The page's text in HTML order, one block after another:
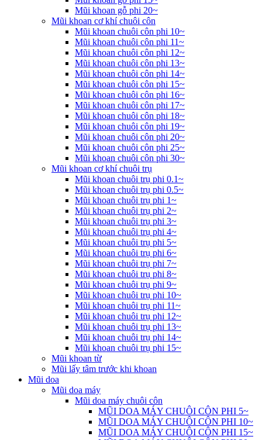
Mũi khoan gỗ phi 20~
Mũi khoan cơ khí chuôi côn
Mũi khoan chuôi côn phi 10~
Mũi khoan chuôi côn phi 11~
Mũi khoan chuôi côn phi 12~
Mũi khoan chuôi côn phi 13~
Mũi khoan chuôi côn phi 14~
Mũi khoan chuôi côn phi 15~
Mũi khoan chuôi côn phi 16~
Mũi khoan chuôi côn phi 17~
Mũi khoan chuôi côn phi 18~
Mũi khoan chuôi côn phi 19~
Mũi khoan chuôi côn phi 20~
Mũi khoan chuôi côn phi 25~
Mũi khoan chuôi côn phi 30~
Mũi khoan cơ khí chuôi trụ
Mũi khoan chuôi trụ phi 0.1~
Mũi khoan chuôi trụ phi 0.5~
Mũi khoan chuôi trụ phi 1~
Mũi khoan chuôi trụ phi 2~
Mũi khoan chuôi trụ phi 3~
Mũi khoan chuôi trụ phi 4~
Mũi khoan chuôi trụ phi 5~
Mũi khoan chuôi trụ phi 6~
Mũi khoan chuôi trụ phi 7~
Mũi khoan chuôi trụ phi 8~
Mũi khoan chuôi trụ phi 9~
Mũi khoan chuôi trụ phi 10~
Mũi khoan chuôi trụ phi 11~
Mũi khoan chuôi trụ phi 12~
Mũi khoan chuôi trụ phi 13~
Mũi khoan chuôi trụ phi 14~
Mũi khoan chuôi trụ phi 15~
Mũi khoan từ
Mũi lấy tâm trước khi khoan
Mũi doa
Mũi doa máy
Mũi doa máy chuôi côn
MŨI DOA MÁY CHUÔI CÔN PHI 5~
MŨI DOA MÁY CHUÔI CÔN PHI 10~
MŨI DOA MÁY CHUÔI CÔN PHI 15~